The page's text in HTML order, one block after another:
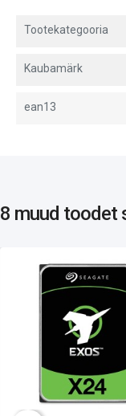
Tootekategooria
Kaubamärk
ean13
8 muud toodet